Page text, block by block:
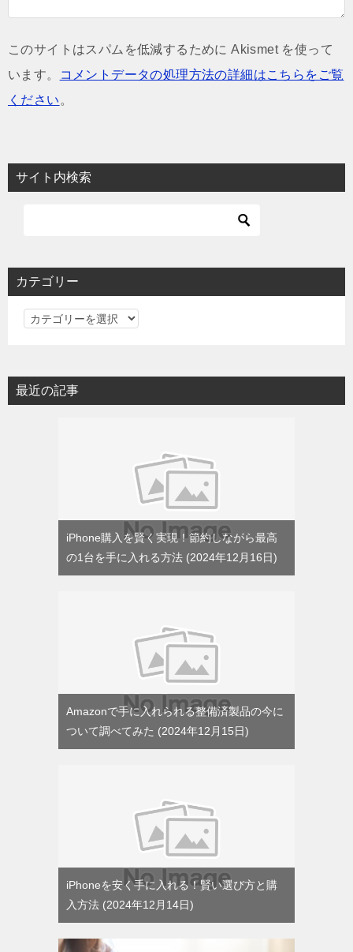
このサイトはスパムを低減するために Akismet を使って
います。
コメントデータの処理方法の詳細はこちらをご覧
ください 。
サイト内検索
カテゴリー
カ
リ
ー
最近の記事
iPhone購入を賢く実現！節約しながら最高
の1台を手に入れる方法
2024年12月16日
Amazonで手に入れられる整備済製品の今に
ついて調べてみた
2024年12月15日
iPhoneを安く手に入れる！賢い選び方と購
入方法
2024年12月14日